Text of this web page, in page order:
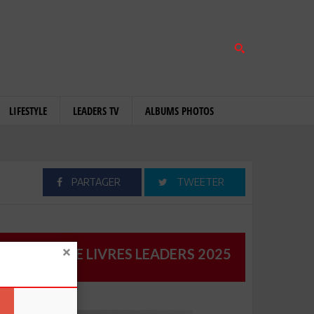
LIFESTYLE LEADERS TV ALBUMS PHOTOS
PARTAGER TWEETER
CATALOGUE LIVRES LEADERS 2025